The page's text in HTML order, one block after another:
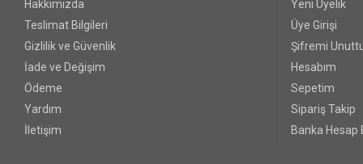
Hakkımızda
Teslimat Bilgileri
Gizlilik ve Güvenlik
İade ve Değişim
Ödeme
Yardım
İletişim
Yeni Üyelik
Üye Girişi
Şifremi
Hesabım
Sepetim
Sipariş Takip
Banka Hesap